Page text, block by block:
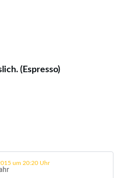
(Espresso)
um 20:20 Uhr